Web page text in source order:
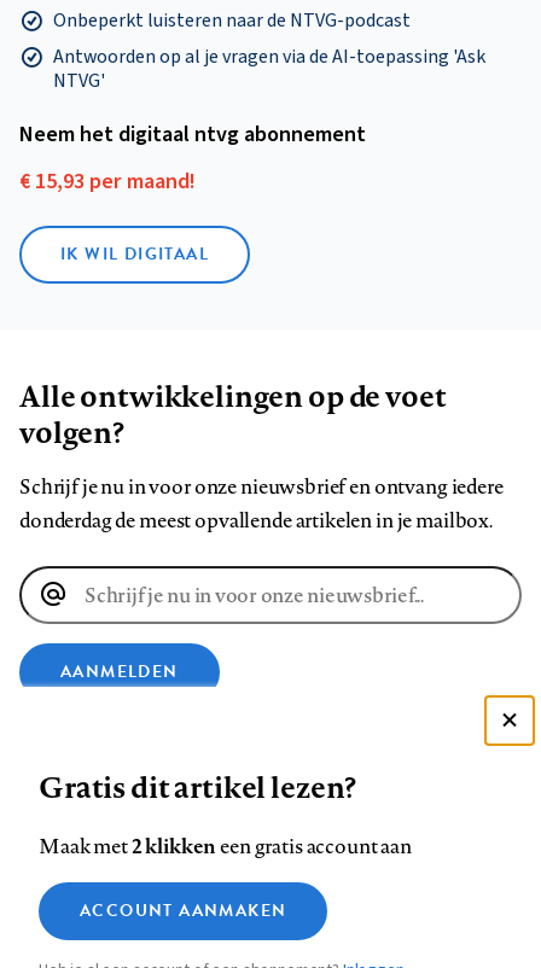
Onbeperkt luisteren naar de NTVG-podcast
Antwoorden op al je vragen via de AI-toepassing 'Ask
NTVG'
Neem het digitaal ntvg abonnement
€ 15,93 per maand!
IK WIL DIGITAAL
Alle ontwikkelingen op de voet
volgen?
Schrijf je nu in voor onze nieuwsbrief en ontvang iedere
donderdag de meest opvallende artikelen in je mailbox.
E-
mailadres
AANMELDEN
op
Facebook
op
LinkedIn
op
Bluesky
ons
op
InstagramYouTube
Footer
Contact Colofon Disclaimer Privacy
Medische vragen verdienen
betrouwbare antwoorden
Zie onze cookie policy
Analytische cookies
Gratis dit artikel lezen?
Maak met2 klikkeneen gratis account aan
ACCOUNT AANMAKEN